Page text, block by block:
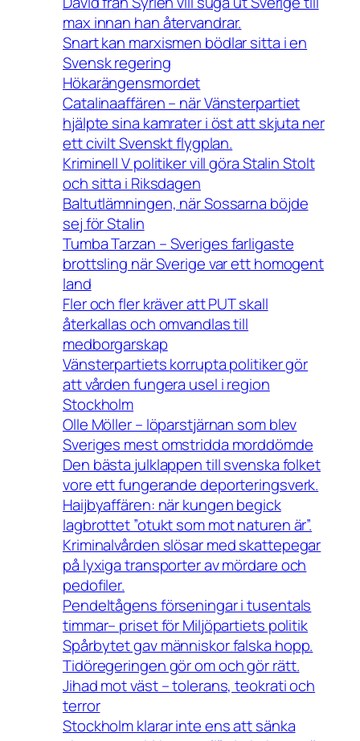
max innan han återvandrar.
Snart kan marxismen bödlar sitta i en
Svensk regering
Hökarängensmordet
Catalinaaffären – när Vänsterpartiet
hjälpte sina kamrater i öst att skjuta ner
ett civilt Svenskt flygplan.
Kriminell V politiker vill göra Stalin Stolt
och sitta i Riksdagen
Baltutlämningen, när Sossarna böjde
sej för Stalin
Tumba Tarzan – Sveriges farligaste
brottsling när Sverige var ett homogent
land
Fler och fler kräver att PUT skall
återkallas och omvandlas till
medborgarskap
Vänsterpartiets korrupta politiker gör
att vården fungera usel i region
Stockholm
Olle Möller – löparstjärnan som blev
Sveriges mest omstridda morddömde
Den bästa julklappen till svenska folket
vore ett fungerande deporteringsverk.
Haijbyaffären: när kungen begick
lagbrottet ”otukt som mot naturen är”.
Kriminalvården slösar med skattepegar
på lyxiga transporter av mördare och
pedofiler.
Pendeltågens förseningar i tusentals
timmar– priset för Miljöpartiets politik
Spårbytet gav människor falska hopp.
Tidöregeringen gör om och gör rätt.
Jihad mot väst – tolerans, teokrati och
terror
Stockholm klarar inte ens att sänka